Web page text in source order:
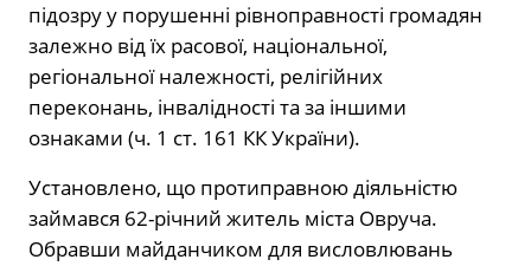
підозру у порушенні рівноправності громадян
залежно від їх расової, національної,
регіональної належності, релігійних
переконань, інвалідності та за іншими
ознаками (ч. 1 ст. 161 КК України).
Установлено, що протиправною діяльністю
займався 62-річний житель міста Овруча.
Обравши майданчиком для висловлювань